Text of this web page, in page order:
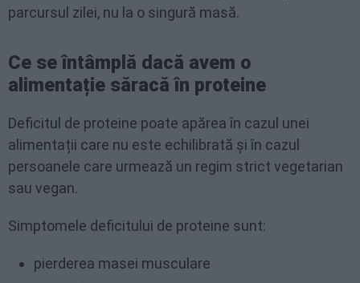
parcursul zilei, nu la o singură masă.
Ce se întâmplă dacă avem o
alimentație săracă în proteine
Deficitul de proteine poate apărea în cazul unei
alimentații care nu este echilibrată și în cazul
persoanele care urmează un regim strict vegetarian
sau vegan.
Simptomele deficitului de proteine sunt:
pierderea masei musculare